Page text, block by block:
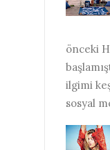
önceki
ilgimi
sosyal